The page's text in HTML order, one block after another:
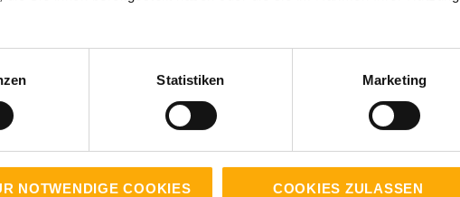
Statistiken Marketing
NOTWENDIGE COOKIES COOKIES ZULASSEN